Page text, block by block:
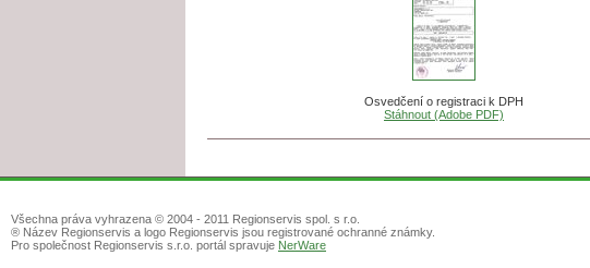
Osvedčení o registraci k DPH
Stáhnout (Adobe PDF)
Všechna práva vyhrazena © 2004 - 2011 Regionservis spol. s r.o.
® Název Regionservis a logo Regionservis jsou registrované ochranné známky.
Pro společnost Regionservis s.r.o. portál spravuje NerWare